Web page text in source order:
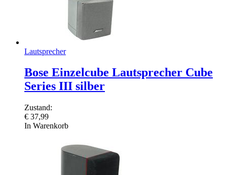
Lautsprecher
Bose Einzelcube Lautsprecher Cube
Series III silber
Zustand:
€ 37,99
In Warenkorb